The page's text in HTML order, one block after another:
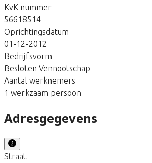
KvK nummer
56618514
Oprichtingsdatum
01-12-2012
Bedrijfsvorm
Besloten Vennootschap
Aantal werknemers
1 werkzaam persoon
Adresgegevens
Straat